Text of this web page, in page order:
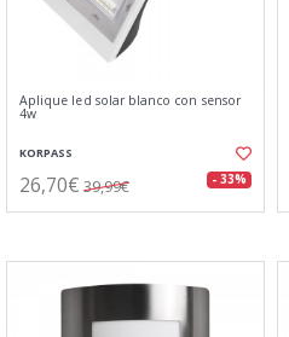
Aplique led solar blanco con sensor
4w
KORPASS
26,70€ 39,99€ - 33%